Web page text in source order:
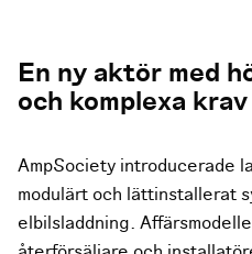
En ny aktör med
och komplexa krav
AmpSociety introducerade
modulärt och lättinstallerat
elbilsladdning.